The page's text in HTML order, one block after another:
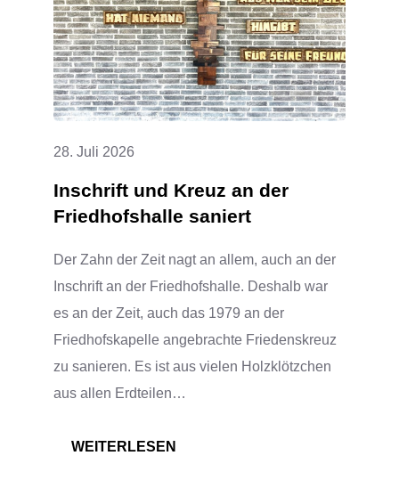
EIN
VOLLER
ERFOLG
28. Juli 2026
Inschrift und Kreuz an der
Friedhofshalle saniert
Der Zahn der Zeit nagt an allem, auch an der
Inschrift an der Friedhofshalle. Deshalb war
es an der Zeit, auch das 1979 an der
Friedhofskapelle angebrachte Friedenskreuz
zu sanieren. Es ist aus vielen Holzklötzchen
aus allen Erdteilen…
WEITERLESEN